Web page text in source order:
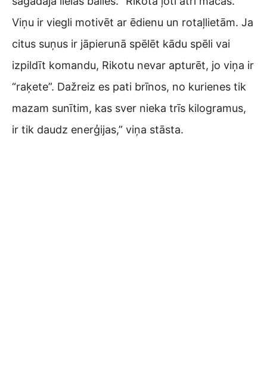
Viņu ir viegli motivēt ar ēdienu un rotaļlietām. Ja
citus suņus ir jāpierunā spēlēt kādu spēli vai
izpildīt komandu, Rikotu nevar apturēt, jo viņa ir
“raķete”. Dažreiz es pati brīnos, no kurienes tik
mazam sunītim, kas sver nieka trīs kilogramus,
ir tik daudz enerģijas,” viņa stāsta.